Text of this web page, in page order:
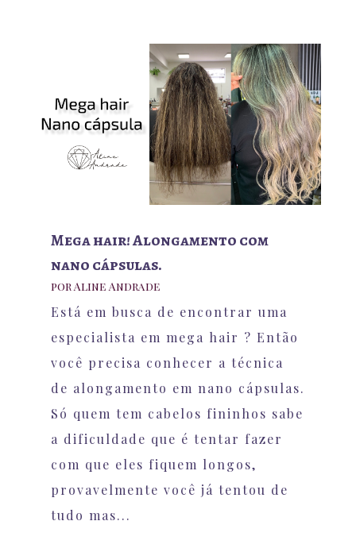
Mega hair! Alongamento com
nano cápsulas.
por Aline Andrade
Está em busca de encontrar uma
especialista em mega hair ? Então
você precisa conhecer a técnica
de alongamento em nano cápsulas.
Só quem tem cabelos fininhos sabe
a dificuldade que é tentar fazer
com que eles fiquem longos,
provavelmente você já tentou de
tudo mas...